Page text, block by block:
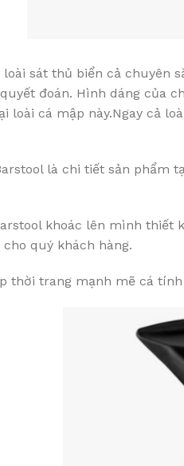
sát thủ biển cả chuyên
đoán. Hình dáng của
loài cá mập này.Ngay cả
là chi tiết sản phẩm
khoác lên mình thiết
quý khách hàng.
thời trang mạnh mẽ cá